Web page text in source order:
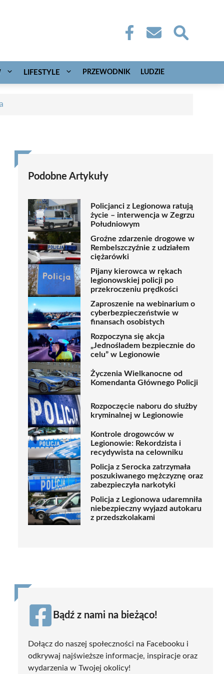
LIFESTYLE PRZEWODNIK LUDZIE
Podobne Artykuły
Policjanci z Legionowa ratują
życie – interwencja w Zegrzu
Południowym
Groźne zdarzenie drogowe w
Rembelszczyźnie z udziałem
ciężarówki
Pijany kierowca w rękach
legionowskiej policji po
przekroczeniu prędkości
Zaproszenie na webinarium o
cyberbezpieczeństwie w
finansach osobistych
Rozpoczyna się akcja
„Jednośladem bezpiecznie do
celu” w Legionowie
Życzenia Wielkanocne od
Komendanta Głównego Policji
Rozpoczęcie naboru do służby
kryminalnej w Legionowie
Kontrole drogowców w
Legionowie: Rekordzista i
recydywista na celowniku
Policja z Serocka zatrzymała
poszukiwanego mężczyznę oraz
zabezpieczyła narkotyki
Policja z Legionowa udaremniła
niebezpieczny wyjazd autokaru
z przedszkolakami
Bądź z nami na bieżąco!
Dołącz do naszej społeczności na Facebooku i
odkrywaj najświeższe informacje, inspiracje oraz
wydarzenia w Twojej okolicy!